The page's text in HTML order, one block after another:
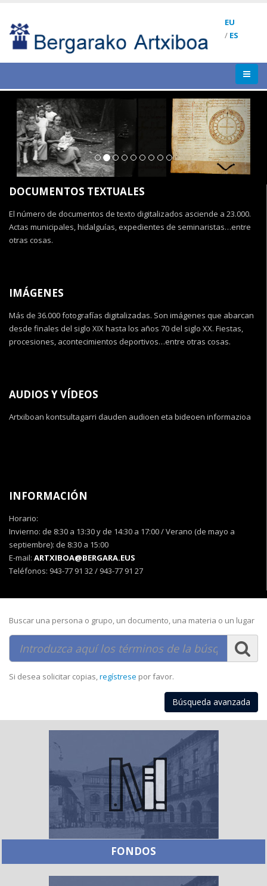
EU
/ ES
Previous Next
DOCUMENTOS TEXTUALES
El número de documentos de texto digitalizados asciende a 23.000.
Actas municipales, hidalguías, expedientes de seminaristas…entre
otras cosas.
IMÁGENES
Más de 36.000 fotografías digitalizadas. Son imágenes que abarcan
desde finales del siglo XIX hasta los años 70 del siglo XX. Fiestas,
procesiones, acontecimientos deportivos…entre otras cosas.
AUDIOS Y VÍDEOS
Artxiboan kontsultagarri dauden audioen eta bideoen informazioa
INFORMACIÓN
Horario:
Invierno: de 8:30 a 13:30 y de 14:30 a 17:00 / Verano (de mayo a
septiembre): de 8:30 a 15:00
E-mail: ARTXIBOA@BERGARA.EUS
Teléfonos: 943-77 91 32 / 943-77 91 27
Buscar una persona o grupo, un documento, una materia o un lugar
Si desea solicitar copias,regístrese por favor.
Búsqueda avanzada
FONDOS